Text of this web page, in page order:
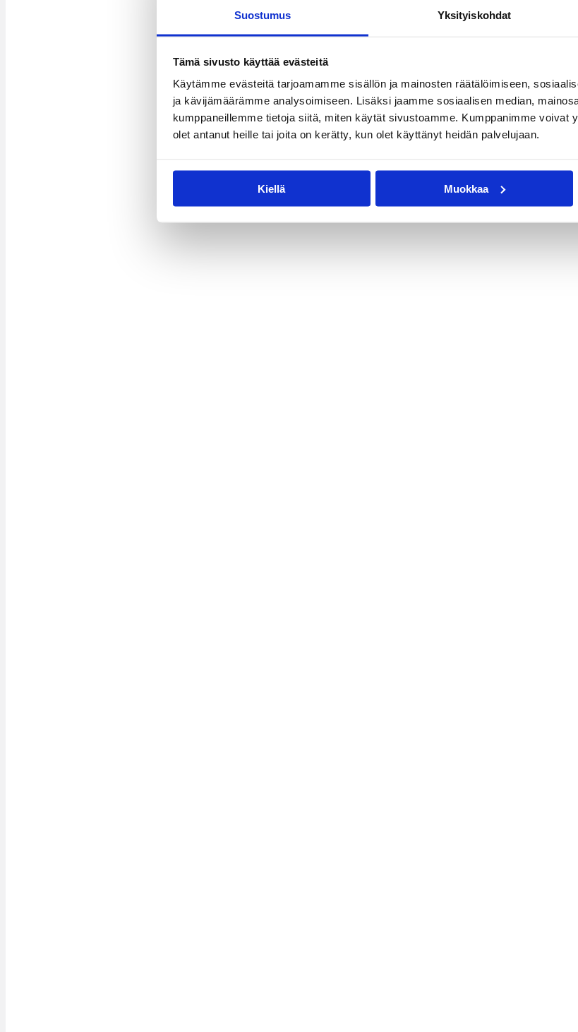
Suostumus Yksityiskohdat
Tämä sivusto käyttää evästeitä
Käytämme evästeitä tarjoamamme sisällön ja mainosten räätälöimiseen,
ja kävijämäärämme analysoimiseen. Lisäksi jaamme sosiaalisen median,
kumppaneillemme tietoja siitä, miten käytät sivustoamme. Kumppanimme voivat
olet antanut heille tai joita on kerätty, kun olet käyttänyt heidän palvelujaan.
Kiellä Muokkaa